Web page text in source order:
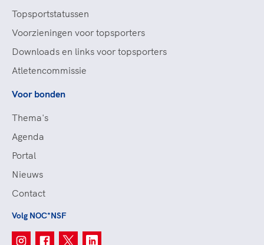
Topsportstatussen
Voorzieningen voor topsporters
Downloads en links voor topsporters
Atletencommissie
Voor bonden
Thema's
Agenda
Portal
Nieuws
Contact
Volg NOC*NSF